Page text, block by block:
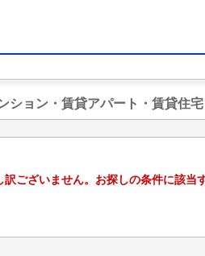
ション・賃貸アパート・賃貸住宅
訳ございません。お探しの条件に該当